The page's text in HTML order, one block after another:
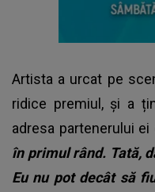
Artista a urcat pe
ridice premiul, și a
adresa partenerului ei
în primul rând. Tată,
Eu nu pot decât să